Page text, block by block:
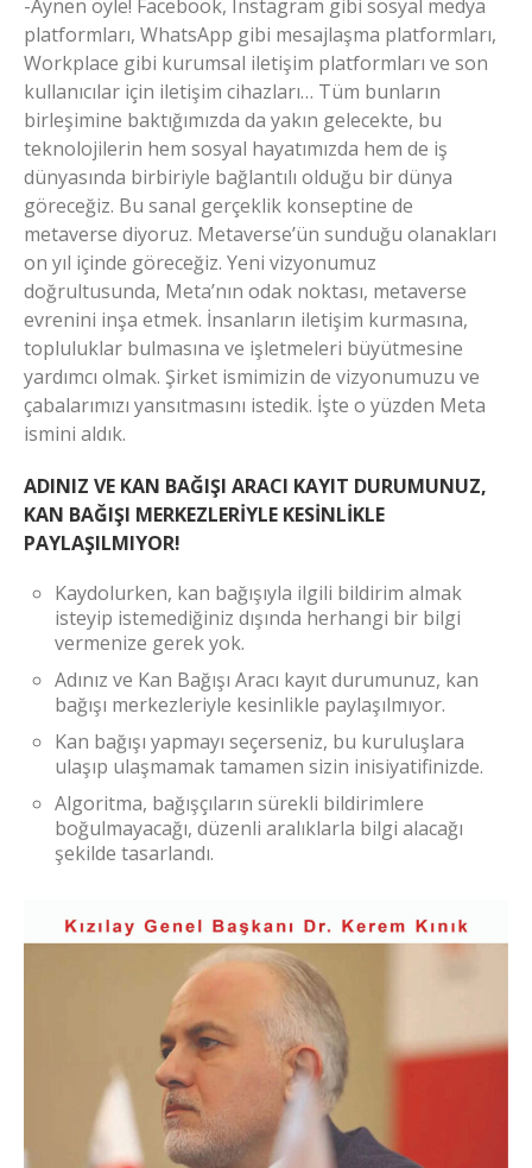
-Aynen öyle! Facebook, Instagram gibi sosyal medya
platformları, WhatsApp gibi mesajlaşma platformları,
Workplace gibi kurumsal iletişim platformları ve son
kullanıcılar için iletişim cihazları… Tüm bunların
birleşimine baktığımızda da yakın gelecekte, bu
teknolojilerin hem sosyal hayatımızda hem de iş
dünyasında birbiriyle bağlantılı olduğu bir dünya
göreceğiz. Bu sanal gerçeklik konseptine de
metaverse diyoruz. Metaverse’ün sunduğu olanakları
on yıl içinde göreceğiz. Yeni vizyonumuz
doğrultusunda, Meta’nın odak noktası, metaverse
evrenini inşa etmek. İnsanların iletişim kurmasına,
topluluklar bulmasına ve işletmeleri büyütmesine
yardımcı olmak. Şirket ismimizin de vizyonumuzu ve
çabalarımızı yansıtmasını istedik. İşte o yüzden Meta
ismini aldık.
ADINIZ VE KAN BAĞIŞI ARACI KAYIT DURUMUNUZ,
KAN BAĞIŞI MERKEZLERİYLE KESİNLİKLE
PAYLAŞILMIYOR!
Kaydolurken, kan bağışıyla ilgili bildirim almak
isteyip istemediğiniz dışında herhangi bir bilgi
vermenize gerek yok.
Adınız ve Kan Bağışı Aracı kayıt durumunuz, kan
bağışı merkezleriyle kesinlikle paylaşılmıyor.
Kan bağışı yapmayı seçerseniz, bu kuruluşlara
ulaşıp ulaşmamak tamamen sizin inisiyatifinizde.
Algoritma, bağışçıların sürekli bildirimlere
boğulmayacağı, düzenli aralıklarla bilgi alacağı
şekilde tasarlandı.